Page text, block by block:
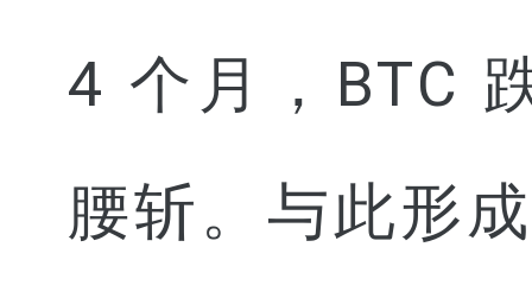
4 个月，BTC
腰斩。与此形